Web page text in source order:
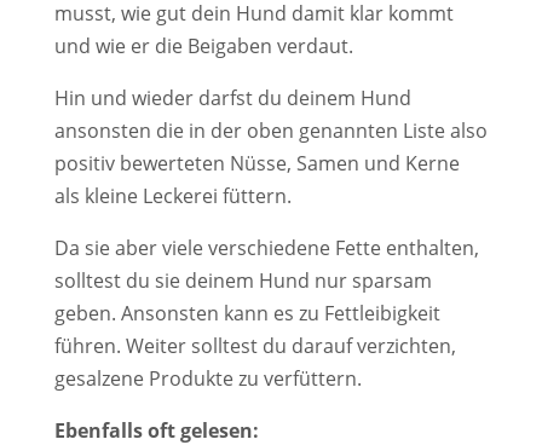
musst, wie gut dein Hund damit klar kommt
und wie er die Beigaben verdaut.
Hin und wieder darfst du deinem Hund
ansonsten die in der oben genannten Liste also
positiv bewerteten Nüsse, Samen und Kerne
als kleine Leckerei füttern.
Da sie aber viele verschiedene Fette enthalten,
solltest du sie deinem Hund nur sparsam
geben. Ansonsten kann es zu Fettleibigkeit
führen. Weiter solltest du darauf verzichten,
gesalzene Produkte zu verfüttern.
Ebenfalls oft gelesen: